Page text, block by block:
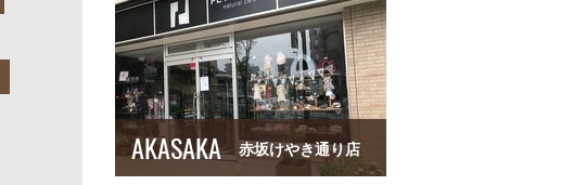
AKASAKA 赤坂けやき通り店